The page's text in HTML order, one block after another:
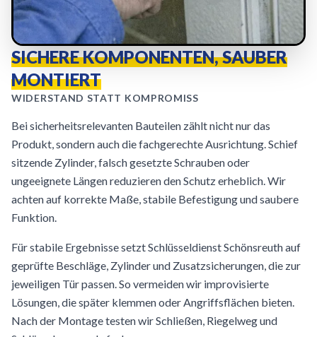
SICHERE KOMPONENTEN, SAUBER
MONTIERT
WIDERSTAND STATT KOMPROMISS
Bei sicherheitsrelevanten Bauteilen zählt nicht nur das
Produkt, sondern auch die fachgerechte Ausrichtung. Schief
sitzende Zylinder, falsch gesetzte Schrauben oder
ungeeignete Längen reduzieren den Schutz erheblich. Wir
achten auf korrekte Maße, stabile Befestigung und saubere
Funktion.
Für stabile Ergebnisse setzt Schlüsseldienst Schönsreuth auf
geprüfte Beschläge, Zylinder und Zusatzsicherungen, die zur
jeweiligen Tür passen. So vermeiden wir improvisierte
Lösungen, die später klemmen oder Angriffsflächen bieten.
Nach der Montage testen wir Schließen, Riegelweg und